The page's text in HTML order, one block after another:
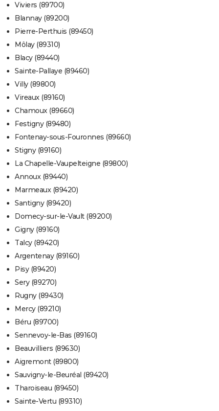
Viviers (89700)
Blannay (89200)
Pierre-Perthuis (89450)
Môlay (89310)
Blacy (89440)
Sainte-Pallaye (89460)
Villy (89800)
Vireaux (89160)
Chamoux (89660)
Festigny (89480)
Fontenay-sous-Fouronnes (89660)
Stigny (89160)
La Chapelle-Vaupelteigne (89800)
Annoux (89440)
Marmeaux (89420)
Santigny (89420)
Domecy-sur-le-Vault (89200)
Gigny (89160)
Talcy (89420)
Argentenay (89160)
Pisy (89420)
Sery (89270)
Rugny (89430)
Mercy (89210)
Béru (89700)
Sennevoy-le-Bas (89160)
Beauvilliers (89630)
Aigremont (89800)
Sauvigny-le-Beuréal (89420)
Tharoiseau (89450)
Sainte-Vertu (89310)